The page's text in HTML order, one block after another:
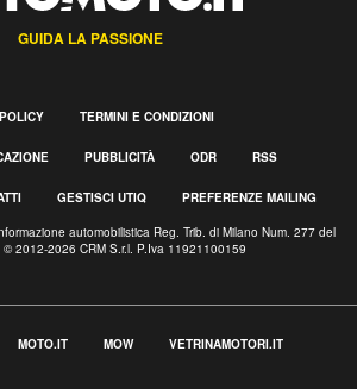
GUIDA LA PASSIONE
TERMINI E CONDIZIONI
PUBBLICITÀ ODR RSS
GESTISCI UTIQ PREFERENZE MAILING
automobilistica Reg. Trib. di Milano Num. 277 del
2012-2026 CRM S.r.l. P.Iva 11921100159
MOTO.IT MOW VETRINAMOTORI.IT